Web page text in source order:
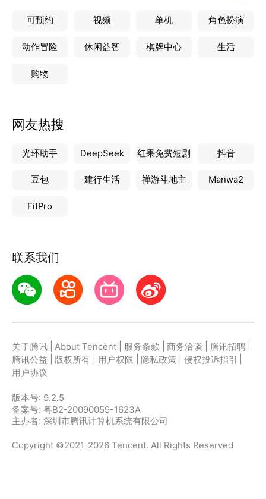
可预约 视频 单机 角色扮演
动作冒险 休闲益智 棋牌中心 生活
购物
网友热搜
光环助手 DeepSeek 红果免费短剧 抖音
豆包 建行生活 禅游斗地主 Manwa2
FitPro
联系我们
关于腾讯 About Tencent 服务条款 商务洽谈 腾讯招聘
腾讯公益
版权所有 用户权限 隐私政策 侵权投诉指引
用户协议
版本号: 9.2.5
备案号: 粤B2-20090059-1623A
主办者: 深圳市腾讯计算机系统有限公司
Copyright ©2021-2026 Tencent. All Rights Reserved